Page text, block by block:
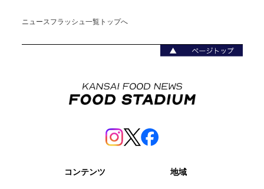
ニュースフラッシュ一覧トップへ
コンテンツ 地域